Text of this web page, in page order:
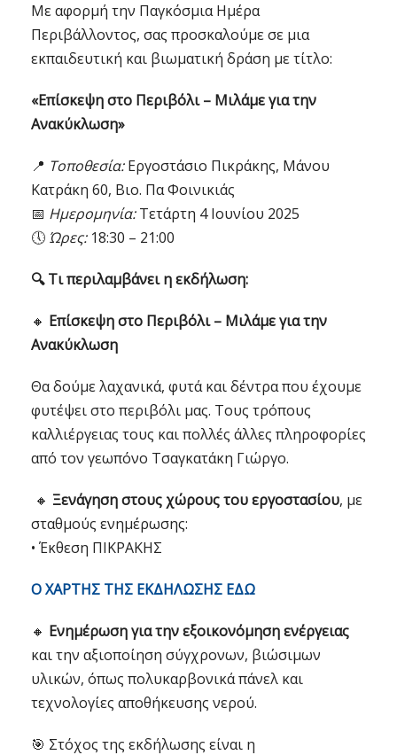
Με αφορμή την Παγκόσμια Ημέρα
Περιβάλλοντος, σας προσκαλούμε σε μια
εκπαιδευτική και βιωματική δράση με τίτλο:
«Επίσκεψη στο Περιβόλι – Μιλάμε για την
Ανακύκλωση»
📍 Τοποθεσία:Εργοστάσιο Πικράκης, Μάνου
Κατράκη 60, Βιο. Πα Φοινικιάς
📅 Ημερομηνία:Τετάρτη 4 Ιουνίου 2025
🕔 Ώρες:18:30 – 21:00
🔍 Τι περιλαμβάνει η εκδήλωση:
🔸 Επίσκεψη στο Περιβόλι – Μιλάμε για την
Ανακύκλωση
Θα δούμε λαχανικά, φυτά και δέντρα που έχουμε
φυτέψει στο περιβόλι μας. Τους τρόπους
καλλιέργειας τους και πολλές άλλες πληροφορίες
από τον γεωπόνο Τσαγκατάκη Γιώργο.
🔸 Ξενάγηση στους χώρους του εργοστασίου, με
σταθμούς ενημέρωσης:
• Έκθεση ΠΙΚΡΑΚΗΣ
Ο ΧΑΡΤΗΣ ΤΗΣ ΕΚΔΗΛΩΣΗΣ ΕΔΩ
🔸 Ενημέρωση για την εξοικονόμηση ενέργειας
και την αξιοποίηση σύγχρονων, βιώσιμων
υλικών, όπως πολυκαρβονικά πάνελ και
τεχνολογίες αποθήκευσης νερού.
🎯 Στόχος της εκδήλωσης είναι η